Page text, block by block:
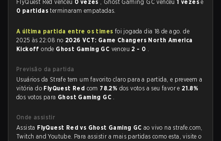
FlyQuest Red venceu 0 vezes , Ghost Gaming GC venceu1 vezese
0 partidasterminaram empatadas.
A última partida entre os times foi jogada dia 18 de ago. de
2025 às 22:08 no 2026 VCT: Game Changers North America
Kickoffonde Ghost Gaming GC venceu 2 - 0 .
Previsão da partida
Usuários da Strafe tem um favorito claro para a partida, e preveem a
vitória do FlyQuest Red com 78.2% dos votos a seu favor e 21.8%
dos votos para Ghost Gaming GC .
Onde assistir
Assista FlyQuest Red vs Ghost Gaming GCao vivo na strafe.com,
Twitch and Youtube. Para assistir a mais partidas como esta, visite o